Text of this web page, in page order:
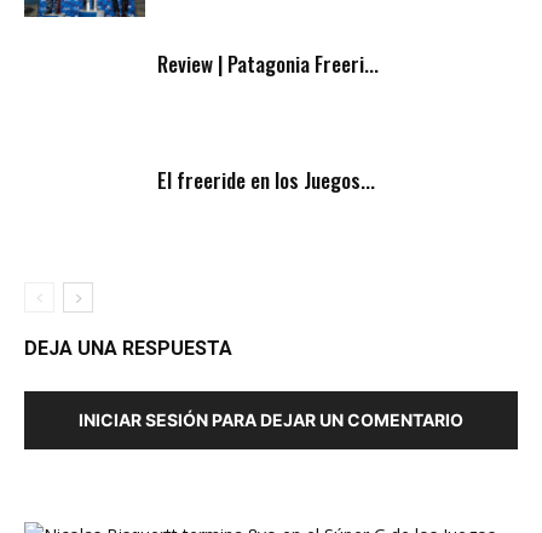
Review | Patagonia Freeri...
El freeride en los Juegos...
DEJA UNA RESPUESTA
INICIAR SESIÓN PARA DEJAR UN COMENTARIO